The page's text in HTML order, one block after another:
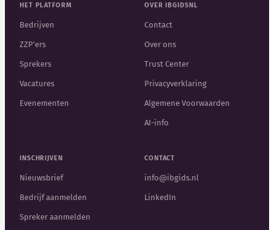
HET PLATFORM
Bedrijven
ZZP'ers
Sprekers
Vacatures
Evenementen
OVER IBGIDSNL
Contact
Over ons
Trust Center
Privacyverklaring
Algemene Voorwaarden
AI-info
INSCHRIJVEN
Nieuwsbrief
Bedrijf aanmelden
Spreker aanmelden
CONTACT
info@ibgids.nl
LinkedIn